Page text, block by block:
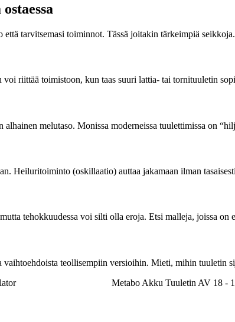
tarvitsemasi toiminnot. Tässä joitakin tärkeimpiä seikkoja.
riittää toimistoon, kun taas suuri lattia- tai tornituuletin
melutaso. Monissa moderneissa tuulettimissa on
Heiluritoiminto (oskillaatio) auttaa jakamaan ilman
tehokkuudessa voi silti olla eroja. Etsi malleja, joissa on
teollisempiin versioihin. Mieti, mihin tuuletin
Metabo Akku Tuuletin AV 18 -